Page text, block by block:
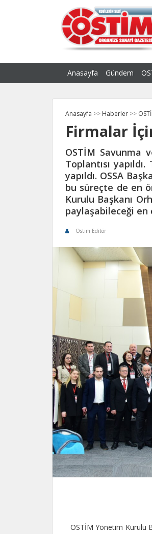
Anasayfa Gündem
Anasayfa >> Haberler >>
Firmalar
OSTİM Savunma
Toplantısı
yapıldı. OSSA
bu süreçte de en
Kurulu Başkanı
paylaşabileceği
Ostim Editör
OSTİM Yönetim Kurulu